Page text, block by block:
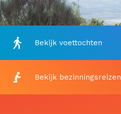
Bekijk voettochten
Bekijk bezinningsreizen